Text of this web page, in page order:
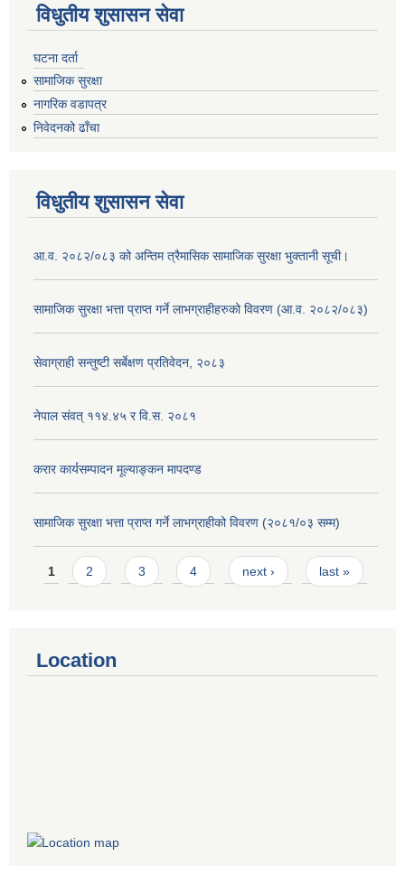
विधुतीय शुसासन सेवा
घटना दर्ता
सामाजिक सुरक्षा
नागरिक वडापत्र
निवेदनको ढाँचा
विधुतीय शुसासन सेवा
आ.व. २०८२/०८३ को अन्तिम त्रैमासिक सामाजिक सुरक्षा भुक्तानी सूची।
सामाजिक सुरक्षा भत्ता प्राप्त गर्ने लाभग्राहीहरुको विवरण (आ.व. २०८२/०८३)
सेवाग्राही सन्तुष्टी सर्बेक्षण प्रतिवेदन, २०८३
नेपाल संवत् ११४.४५ र वि.स. २०८१
करार कार्यसम्पादन मूल्याङ्कन मापदण्ड
सामाजिक सुरक्षा भत्ता प्राप्त गर्ने लाभग्राहीको विवरण (२०८१/०३ सम्म)
Pages
1 2 3 4 next › last »
Location